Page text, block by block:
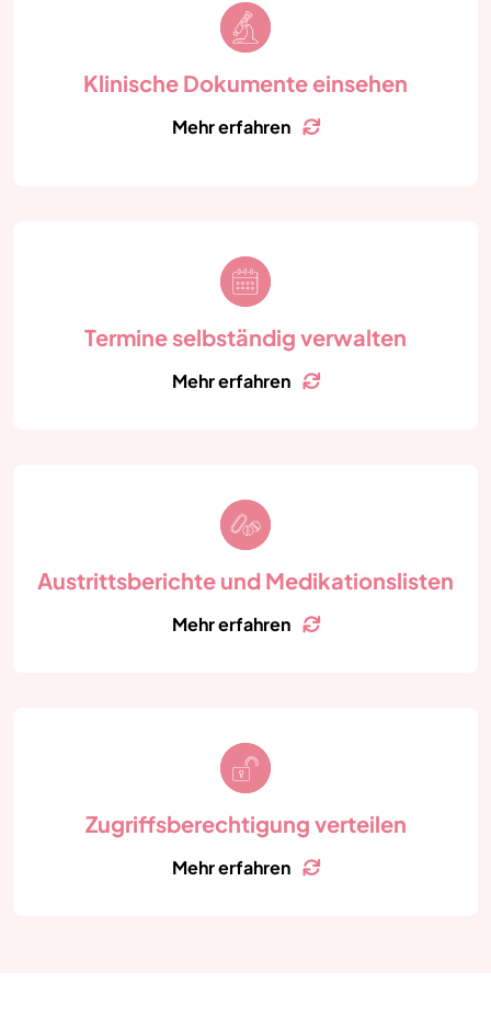
Klinische Dokumente einsehen
Mehr erfahren
Sehen Sie die klinische Dokumentation Ihrer
Besuche bei der Insel Gruppe ein: Befunde, Labor-
Röntgenbilder usw.
Zurück
Termine selbständig verwalten
Mehr erfahren
Verwalten Sie Ihre Behandlungs- und Folgetermine
bei der Insel Gruppe bequem und einfach online.
Zurück
Austrittsberichte und Medikationslisten
Mehr erfahren
Erhalten Sie Zugriff auf nur für Sie freigegebene
Berichte und Medikationslisten bei Ihrem
Zurück
Zugriffsberechtigung verteilen
Mehr erfahren
Gewähren Sie in myInsel auch Angehörigen Zugriff
auf Ihre Behandlungsinformationen, wenn Sie dies
Zurück